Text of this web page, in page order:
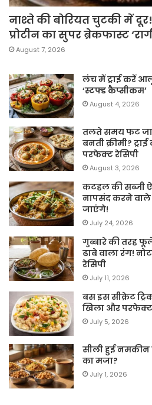
नाश्ते की बोरियत चुटकी में
प्रोटीन का सुपर ब्रेकफास्ट
August 7, 2026
लंच में ट्राई करें
‘स्टफ्ड कैप्सीकम’
August 4, 2026
तलते समय फट
बनती क्रीमी?
परफेक्ट रेसिपी
August 3, 2026
कटहल की सब्जी
नापसंद करने वाले
जाएंगे!
July 24, 2026
गुब्बारे की तरह
ढाबे वाला रंग!
रेसिपी
July 11, 2026
बस इस सीक्रेट
खिला और परफेक्ट
July 5, 2026
सीली हुई नमकीन
का मजा?
July 1, 2026